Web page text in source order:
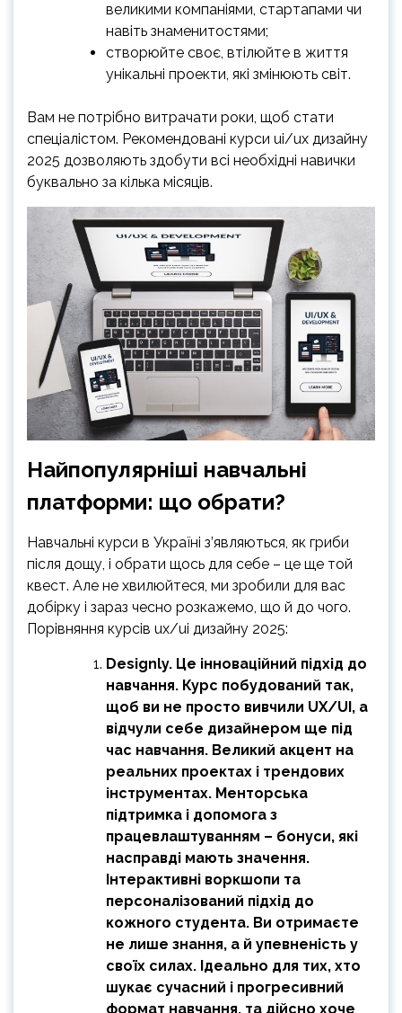
великими компаніями, стартапами чи
навіть знаменитостями;
створюйте своє, втілюйте в життя
унікальні проекти, які змінюють світ.
Вам не потрібно витрачати роки, щоб стати
спеціалістом. Рекомендовані курси ui/ux дизайну
2025 дозволяють здобути всі необхідні навички
буквально за кілька місяців.
Найпопулярніші навчальні
платформи: що обрати?
Навчальні курси в Україні з’являються, як гриби
після дощу, і обрати щось для себе – це ще той
квест. Але не хвилюйтеся, ми зробили для вас
добірку і зараз чесно розкажемо, що й до чого.
Порівняння курсів ux/ui дизайну 2025:
Designly. Це інноваційний підхід до
навчання. Курс побудований так,
щоб ви не просто вивчили UX/UI, а
відчули себе дизайнером ще під
час навчання. Великий акцент на
реальних проектах і трендових
інструментах. Менторська
підтримка і допомога з
працевлаштуванням – бонуси, які
насправді мають значення.
Інтерактивні воркшопи та
персоналізований підхід до
кожного студента. Ви отримаєте
не лише знання, а й упевненість у
своїх силах. Ідеально для тих, хто
шукає сучасний і прогресивний
формат навчання, та дійсно хоче